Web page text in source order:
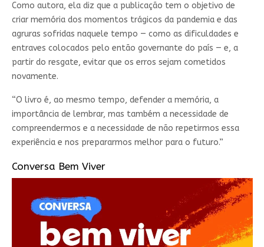
Como autora, ela diz que a publicação tem o objetivo de
criar memória dos momentos trágicos da pandemia e das
agruras sofridas naquele tempo — como as dificuldades e
entraves colocados pelo então governante do país — e, a
partir do resgate, evitar que os erros sejam cometidos
novamente.
“O livro é, ao mesmo tempo, defender a memória, a
importância de lembrar, mas também a necessidade de
compreendermos e a necessidade de não repetirmos essa
experiência e nos prepararmos melhor para o futuro.”
Conversa Bem Viver